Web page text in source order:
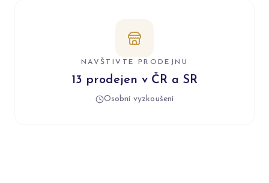
NAVŠTIVTE PRODEJNU
13 prodejen v ČR a SR
Osobní vyzkoušení